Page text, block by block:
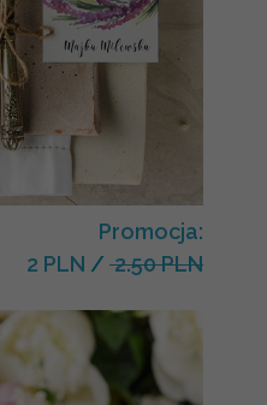
Promocja:
2 PLN / 2.50 PLN